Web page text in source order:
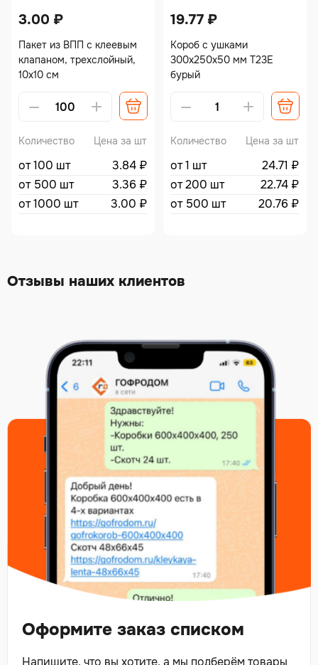
3.00 ₽
Пакет из ВПП с клеевым
клапаном, трехслойный,
10х10 см
Alternative:
Количество Цена за шт
от 100 шт 3.84 ₽
от 500 шт
3.36 ₽
от 1000 шт
3.00 ₽
19.77 ₽
Короб с ушками
300х250х50 мм Т23Е
бурый
Alternative:
Количество Цена за шт
от 1 шт 24.71 ₽
от 200 шт
22.74 ₽
от 500 шт
20.76 ₽
Отзывы наших клиентов
Оформите заказ списком
Напишите, что вы хотите, а мы подберём товары